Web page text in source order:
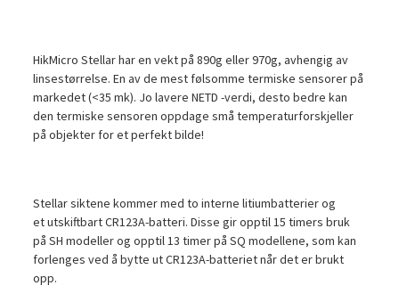
HikMicro Stellar har en vekt på 890g eller 970g, avhengig av
linsestørrelse. En av de mest følsomme termiske sensorer på
markedet (<35 mk). Jo lavere NETD -verdi, desto bedre kan
den termiske sensoren oppdage små temperaturforskjeller
på objekter for et perfekt bilde!
Stellar siktene kommer med to interne litiumbatterier og
et utskiftbart CR123A-batteri. Disse gir opptil 15 timers bruk
på SH modeller og opptil 13 timer på SQ modellene, som kan
forlenges ved å bytte ut CR123A-batteriet når det er brukt
opp.